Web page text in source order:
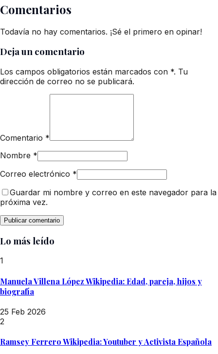
Comentarios
Todavía no hay comentarios. ¡Sé el primero en opinar!
Deja un comentario
Los campos obligatorios están marcados con *. Tu
dirección de correo no se publicará.
Comentario *
Nombre *
Correo electrónico *
Guardar mi nombre y correo en este navegador para la
próxima vez.
Lo más leído
1
Manuela Villena López Wikipedia: Edad, pareja, hijos y
biografía
25 Feb 2026
2
Ramsey Ferrero Wikipedia: Youtuber y Activista Española